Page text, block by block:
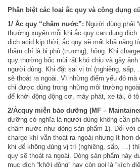
Phân biệt các loại ắc quy và công dụng
1/ Ắc quy “châm nước”: Người dùng phải
thường xuyên mỗi khi ắc quy cạn dung
dịch acid kịp thời, ắc quy sẽ mất khả năng
thậm chí là bị phù (trương), hỏng. Khi
quy thường bốc mùi rất khó chịu và gây
người dùng. Khi đặt sai vị trí (nghiêng, sấp,
sẽ thoát ra ngoài. Vì những điểm yếu đó
chỉ được dùng trong những môi trường
để khởi động động cơ, máy phát, xe tải, ô
2/Ắcquy miễn bảo dưỡng (MF –
dưỡng có nghĩa là người dùng không cần
châm nước như dòng sản phẩm 1). Đối với
charge khí vẫn thoát ra ngoài nhưng ít hơn
khi để không đúng vị trí (nghiêng, sấp, …)
quy sẽ thoát ra ngoài. Dòng sản phẩm này
mục đích “khởi động” hay còn gọi là “kích